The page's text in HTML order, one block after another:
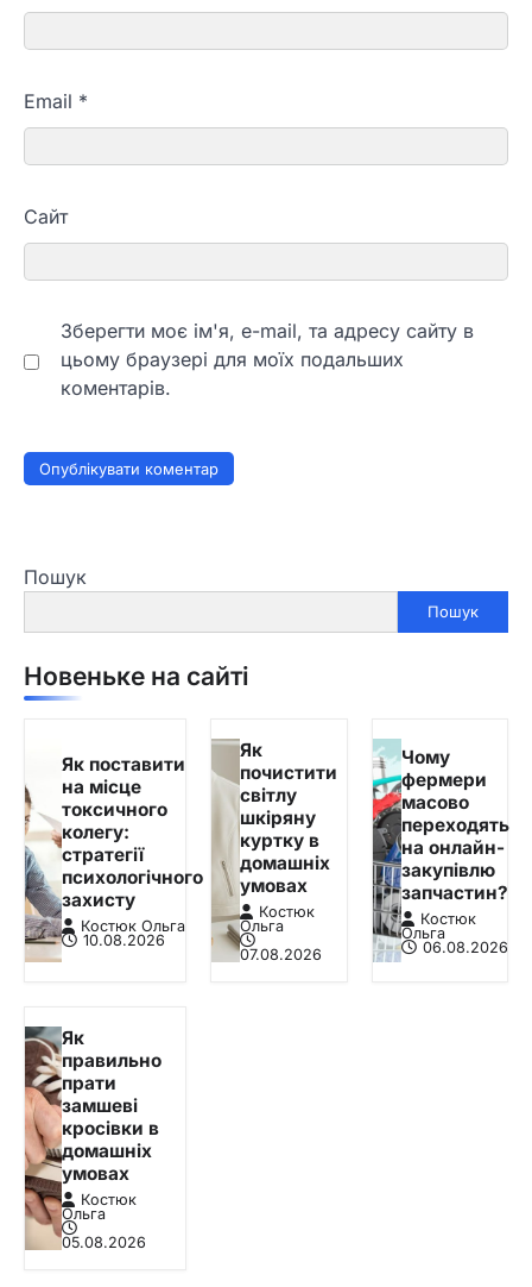
Email *
Сайт
Зберегти моє ім'я, e-mail, та адресу сайту в
цьому браузері для моїх подальших
коментарів.
Пошук
Пошук
Новеньке на сайті
Як поставити
на місце
токсичного
колегу:
стратегії
психологічного
захисту
Костюк Ольга
10.08.2026
Як
почистити
світлу
шкіряну
куртку в
домашніх
умовах
Костюк
Ольга
07.08.2026
Чому
фермери
масово
переходять
на онлайн-
закупівлю
запчастин?
Костюк
Ольга
06.08.2026
Як
правильно
прати
замшеві
кросівки в
домашніх
умовах
Костюк
Ольга
05.08.2026